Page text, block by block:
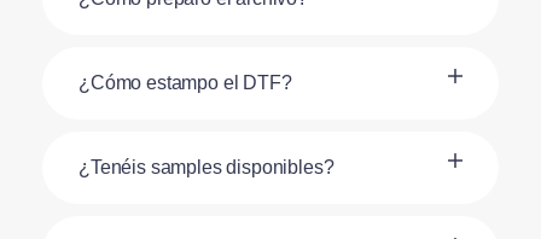
¿Cómo estampo el DTF?
¿Tenéis samples disponibles?